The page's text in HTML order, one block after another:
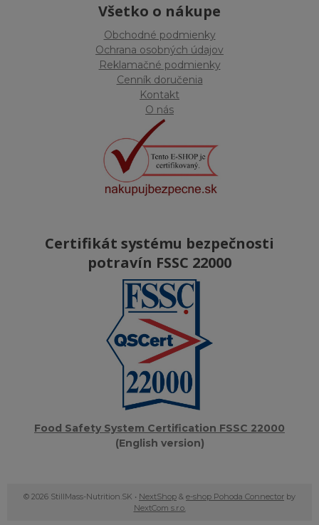
Všetko o nákupe
Obchodné podmienky
Ochrana osobných údajov
Reklamačné podmienky
Cenník doručenia
Kontakt
O nás
Certifikát systému bezpečnosti
potravín FSSC 22000
Food Safety System Certification FSSC 22000
(English version)
© 2026 StillMass-Nutrition.SK • NextShop & e-shop Pohoda Connector by
NextCom s.r.o.